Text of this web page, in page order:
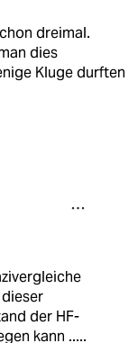
dreimal.
dies
Kluge durften
der HF-
kann .....